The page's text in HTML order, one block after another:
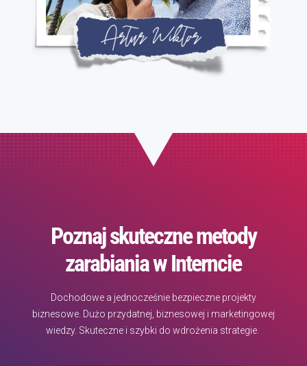
Poznaj skuteczne metody
zarabiania w Interncie
Dochodowe a jednocześnie bezpieczne projekty
biznesowe. Dużo przydatnej, biznesowej i marketingowej
wiedzy. Skuteczne i szybki do wdrożenia strategie.